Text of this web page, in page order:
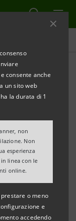
consente anche
un sito web
la durata di 1
non
Non
esperienza
linea con le
online.
o meno
e
accedendo
DEL
FOOD IN
e
ai
200 orti,
24 mila i